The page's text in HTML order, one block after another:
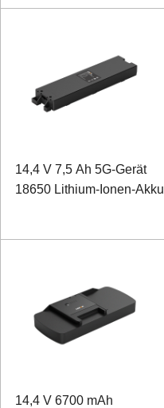
14,4 V 7,5 Ah 5G-Gerät
18650 Lithium-Ionen-Akku
14,4 V 6700 mAh